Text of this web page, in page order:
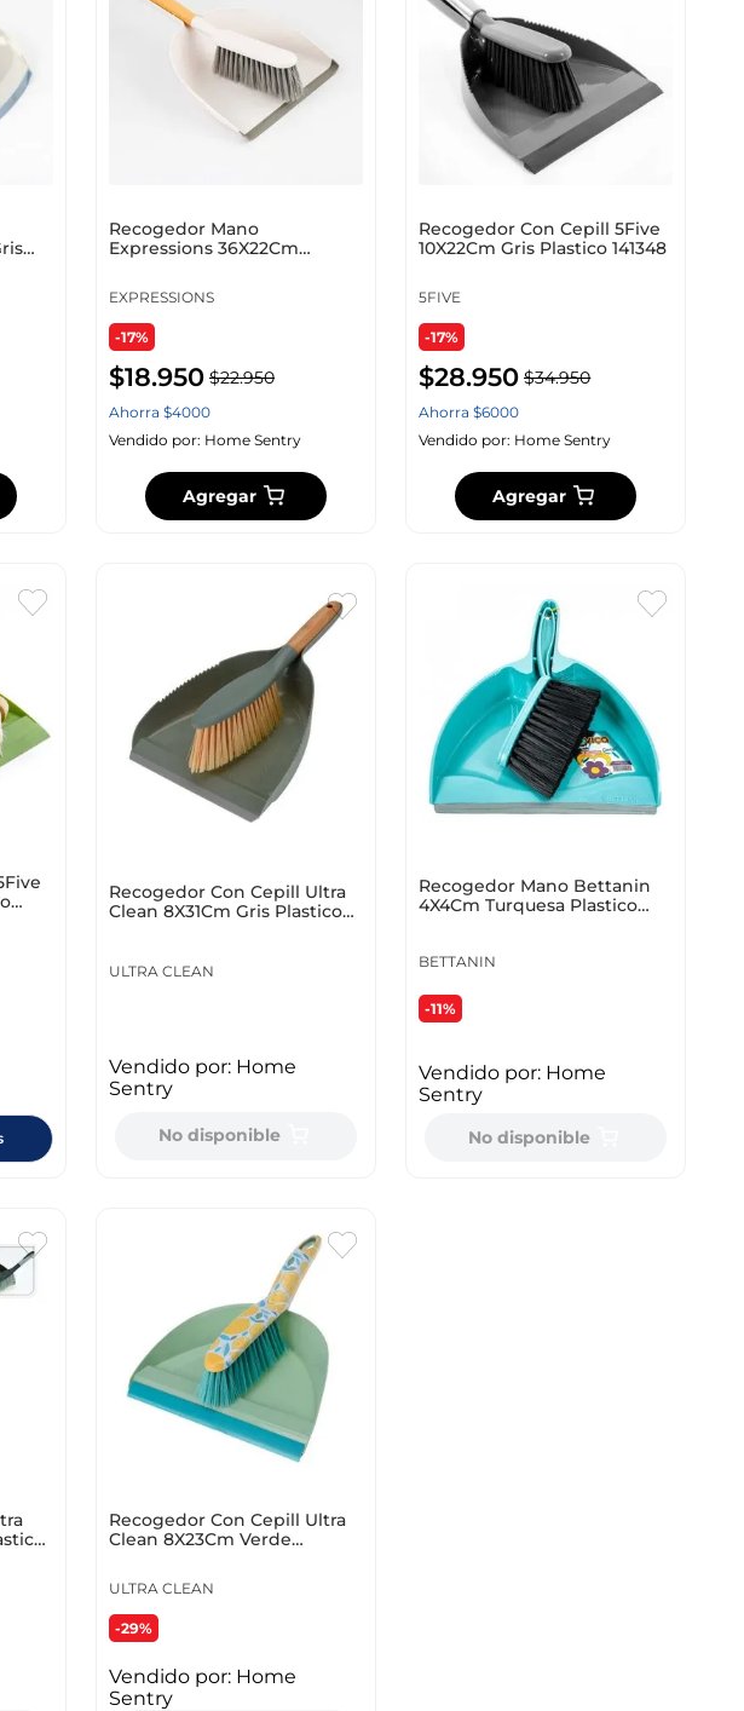
Recogedor Mano
Expressions 36X22Cm
23220
EXPRESSIONS
-17%
$18.950 $22.950
Ahorra $4000
Vendido por: Home Sentry
Agregar
Recogedor Con Cepill 5Five
10X22Cm Gris Plastico 141348
5FIVE
-17%
$28.950 $34.950
Ahorra$6000
Vendido por: Home Sentry
Agregar
Recogedor Con Cepill Ultra
Clean 8X31Cm Gris Plastico
ULTRA CLEAN
Vendido por: Home
Sentry
No disponible
Recogedor Mano Bettanin
4X4Cm Turquesa Plastico
BETTANIN
-11%
Vendido por: Home
Sentry
No disponible
Recogedor Con Cepill Ultra
Clean 8X23Cm Verde
ULTRA CLEAN
-29%
Vendido por: Home
Sentry